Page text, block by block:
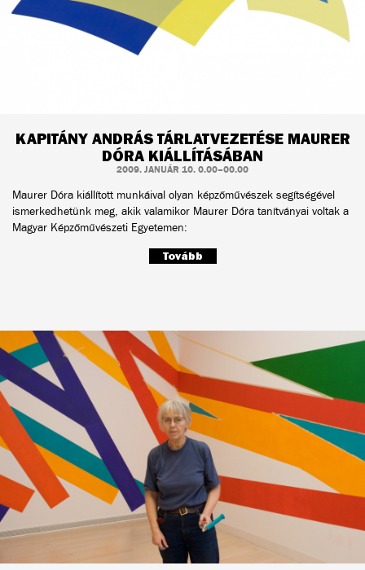
KAPITÁNY ANDRÁS TÁRLATVEZETÉSE MAURER
DÓRA KIÁLLÍTÁSÁBAN
2009. JANUÁR 10. 0.00–00.00
Maurer Dóra kiállított munkáival olyan képzőművészek segítségével
ismerkedhetünk meg, akik valamikor Maurer Dóra tanítványai voltak a
Magyar Képzőművészeti Egyetemen:
Tovább